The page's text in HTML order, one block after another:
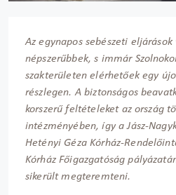
Az egynapos sebészeti
népszerűbbek, s immár
szakterületen elérhetőek egy
részlegen. A biztonságos
korszerű feltételeket az ország
intézményében, így a Jász-
Hetényi Géza Kórház-
Kórház Főigazgatóság
sikerült megteremteni.